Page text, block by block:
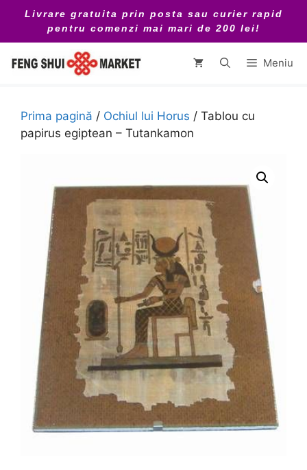
conținut
Livrare gratuita prin posta sau curier rapid
pentru comenzi mai mari de 200 lei!
Meniu
Prima pagină / Ochiul lui Horus / Tablou cu
papirus egiptean – Tutankamon